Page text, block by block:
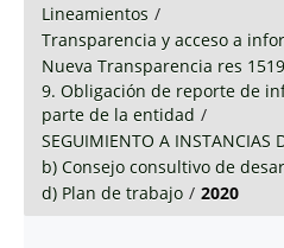
Lineamientos /
Transparencia y acceso a
Nueva Transparencia res
9. Obligación de reporte de
parte de la entidad /
SEGUIMIENTO A INSTANCIAS
b) Consejo consultivo de
d) Plan de trabajo / 2020